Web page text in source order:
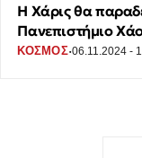
Η Χάρις θα
Πανεπιστήμιο
ΚΟΣΜΟΣ·06.11.2024 -